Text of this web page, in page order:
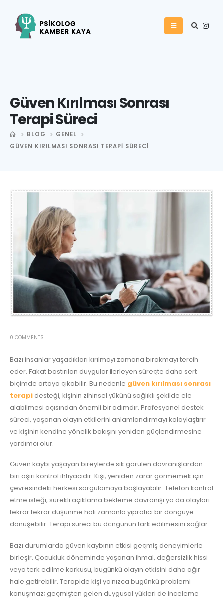
Güven Kırılması Sonrası
Terapi Süreci
BLOG
GENEL
GÜVEN KIRILMASI SONRASI TERAPI SÜRECI
0 COMMENTS
Bazı insanlar yaşadıkları kırılmayı zamana bırakmayı tercih
eder. Fakat bastırılan duygular ilerleyen süreçte daha sert
biçimde ortaya çıkabilir. Bu nedenle güven kırılması sonrası
terapi desteği, kişinin zihinsel yükünü sağlıklı şekilde ele
alabilmesi açısından önemli bir adımdır. Profesyonel destek
süreci, yaşanan olayın etkilerini anlamlandırmayı kolaylaştırır
ve kişinin kendine yönelik bakışını yeniden güçlendirmesine
yardımcı olur.
Güven kaybı yaşayan bireylerde sık görülen davranışlardan
biri aşırı kontrol ihtiyacıdır. Kişi, yeniden zarar görmemek için
çevresindeki herkesi sorgulamaya başlayabilir. Telefon kontrol
etme isteği, sürekli açıklama bekleme davranışı ya da olayları
tekrar tekrar düşünme hali zamanla yıpratıcı bir döngüye
dönüşebilir. Terapi süreci bu döngünün fark edilmesini sağlar.
Bazı durumlarda güven kaybının etkisi geçmiş deneyimlerle
birleşir. Çocukluk döneminde yaşanan ihmal, değersizlik hissi
veya terk edilme korkusu, bugünkü olayın etkisini daha ağır
hale getirebilir. Terapide kişi yalnızca bugünkü problemi
konuşmaz; geçmişten gelen duygusal yükleri de inceleme